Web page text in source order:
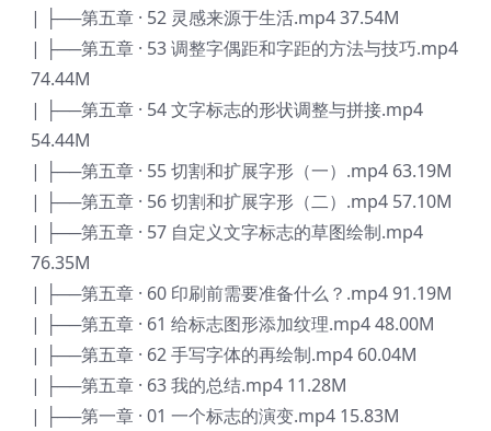
| ├──第五章 · 52 灵感来源于生活.mp4 37.54M
| ├──第五章 · 53 调整字偶距和字距的方法与技巧.mp4
74.44M
| ├──第五章 · 54 文字标志的形状调整与拼接.mp4
54.44M
| ├──第五章 · 55 切割和扩展字形（一）.mp4 63.19M
| ├──第五章 · 56 切割和扩展字形（二）.mp4 57.10M
| ├──第五章 · 57 自定义文字标志的草图绘制.mp4
76.35M
| ├──第五章 · 60 印刷前需要准备什么？.mp4 91.19M
| ├──第五章 · 61 给标志图形添加纹理.mp4 48.00M
| ├──第五章 · 62 手写字体的再绘制.mp4 60.04M
| ├──第五章 · 63 我的总结.mp4 11.28M
| ├──第一章 · 01 一个标志的演变.mp4 15.83M